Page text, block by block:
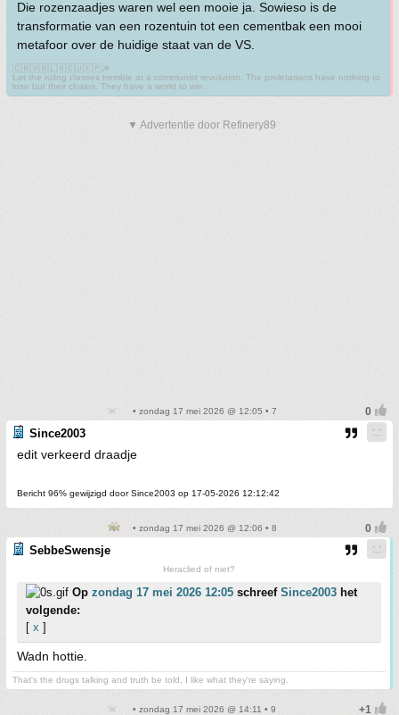
Die rozenzaadjes waren wel een mooie ja. Sowieso is de
transformatie van een rozentuin tot een cementbak een mooi
metafoor over de huidige staat van de VS.
🇨🇳🇻🇳🇱🇦🇨🇺🇰🇵☭
Let the ruling classes tremble at a communist revolution. The proletarians have nothing to
lose but their chains. They have a world to win.
▼ Advertentie door Refinery89
• zondag 17 mei 2026 @ 12:05 • 7
Since2003
edit verkeerd draadje
Bericht 96% gewijzigd door Since2003 op 17-05-2026 12:12:42
• zondag 17 mei 2026 @ 12:06 • 8
SebbeSwensje
Heraclied of niet?
Op zondag 17 mei 2026 12:05 schreef Since2003 het
volgende:
[ x ]
Wadn hottie.
That's the drugs talking and truth be told, I like what they're saying.
• zondag 17 mei 2026 @ 14:11 • 9